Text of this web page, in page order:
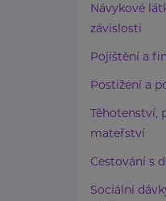
Návykové
závislosti
Pojištění a
Postižení a
Těhotenství,
mateřství
Cestování s
Sociální